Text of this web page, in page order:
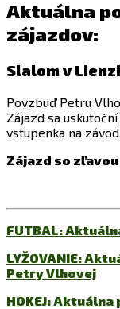
Aktuálna
zájazdov:
Slalom v
Povzbuď Petru
Zájazd sa
vstupenka na závod.
Zájazd so zľavou
FUTBAL:
LYŽOVANIE:
Petry Vlhovej
HOKEJ: